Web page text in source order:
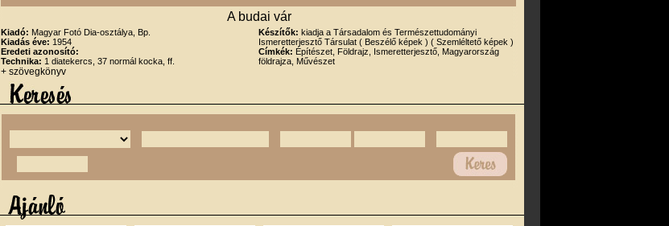
A budai vár
Kiadó: Magyar Fotó Dia-osztálya, Bp.
Kiadás éve: 1954
Eredeti azonosító:
Technika: 1 diatekercs, 37 normál kocka, ff.
Készítők: kiadja a Társadalom és Természettudományi
Ismeretterjesztő Társulat ( Beszélő képek ) ( Szemléltető képek )
Címkék: Építészet, Földrajz, Ismeretterjesztő, Magyarország
földrajza, Művészet
+ szövegkönyv